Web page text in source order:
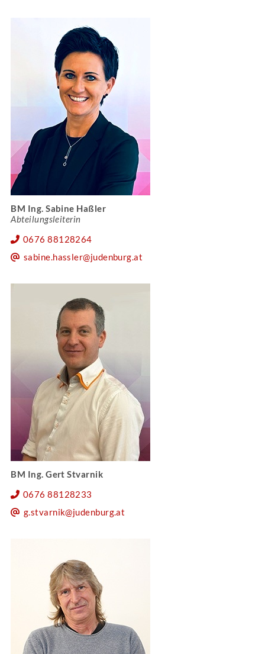
BM Ing. Sabine Haßler
Abteilungsleiterin
0676 88128264
sabine.hassler@judenburg.at
BM Ing. Gert Stvarnik
0676 88128233
g.stvarnik@judenburg.at